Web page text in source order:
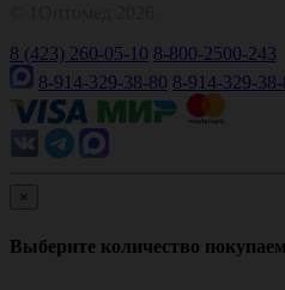
8 (423) 260-05-10 8-800-2500-243
8-914-329-38-80 8-914-329-38-
×
Выберите количество